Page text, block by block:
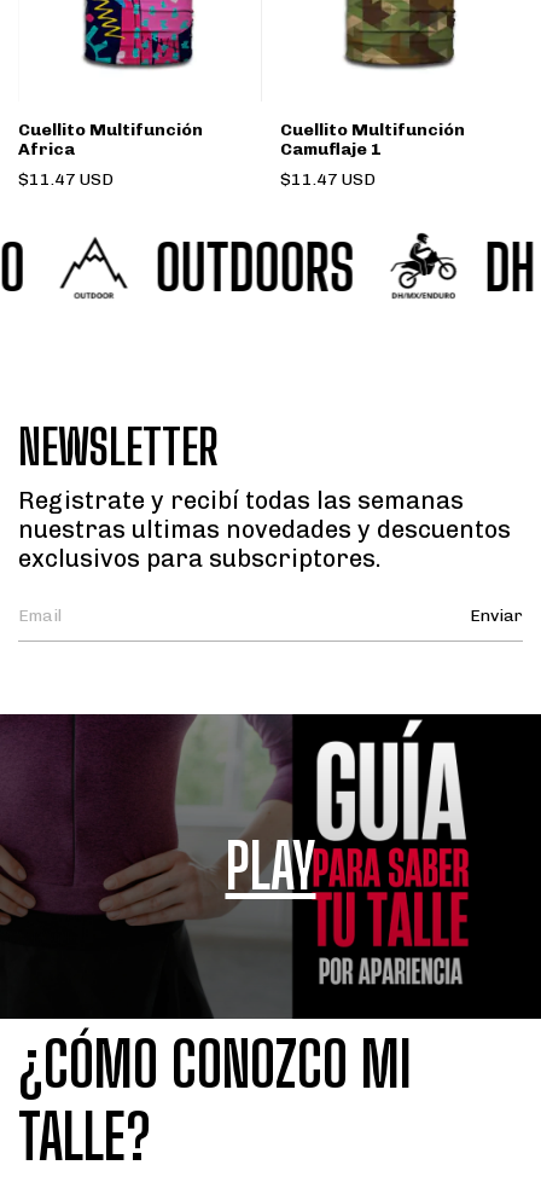
Cuellito Multifunción
Africa
$11.47 USD
Cuellito Multifunción
Camuflaje 1
$11.47 USD
OUTDOORS DH /
NEWSLETTER
Registrate y recibí todas las semanas
nuestras ultimas novedades y descuentos
exclusivos para subscriptores.
PLAY
¿CÓMO CONOZCO MI
TALLE?